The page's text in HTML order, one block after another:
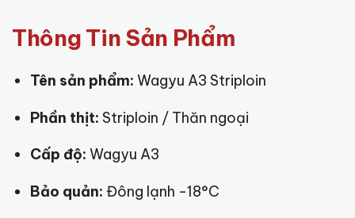
Thông Tin Sản Phẩm
Tên sản phẩm: Wagyu A3 Striploin
Phần thịt: Striploin / Thăn ngoại
Cấp độ: Wagyu A3
Bảo quản: Đông lạnh -18°C